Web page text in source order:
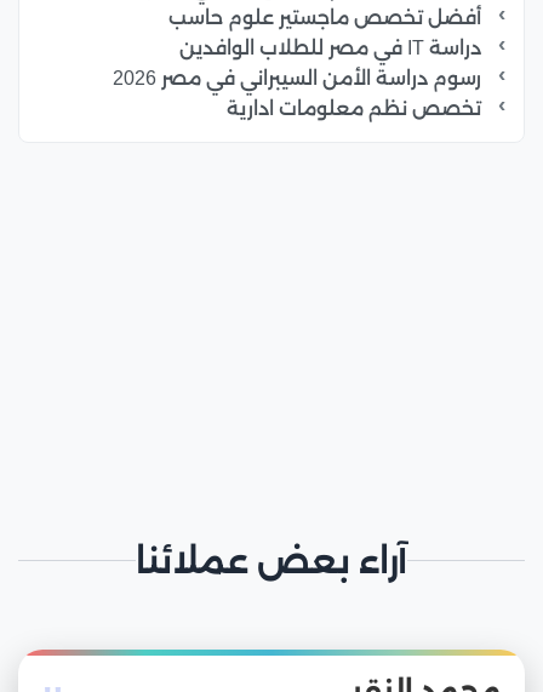
أفضل تخصص ماجستير علوم حاسب
دراسة IT في مصر للطلاب الوافدين
رسوم دراسة الأمن السيبراني في مصر 2026
تخصص نظم معلومات ادارية
آراء بعض عملائنا